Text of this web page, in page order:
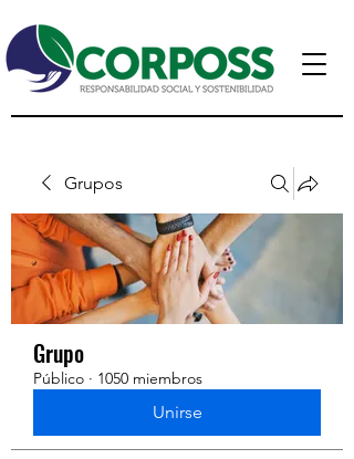
Grupos
Grupo
Público · 1050 miembros
Unirse